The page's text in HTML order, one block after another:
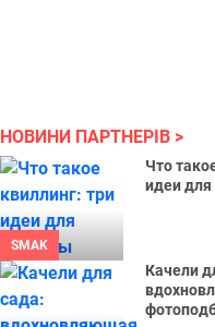
НОВИНИ ПАРТНЕРІВ
SMAK
Что
идеи
Качели